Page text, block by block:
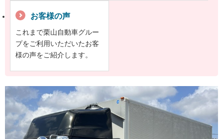
お客様の声
これまで栗山自動車グルー
プをご利用いただいたお客
様の声をご紹介します。